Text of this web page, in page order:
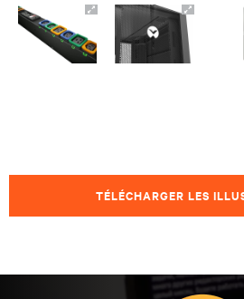
TÉLÉCHARGER LES